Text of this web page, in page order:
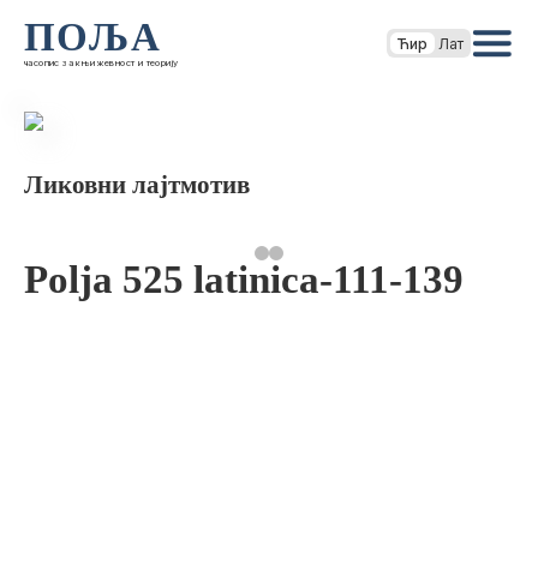
ПОЉА
часопис за књижевност и теорију
Ћир Лат
Ликовни лајтмотив
Polja 525 latinica-111-139